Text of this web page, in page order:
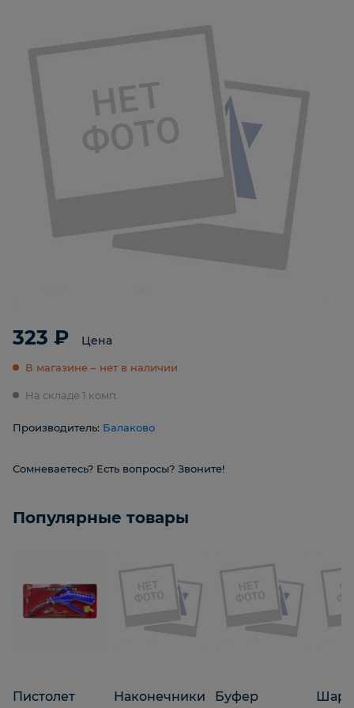
323 ₽ Цена
В магазине – нет в наличии
На складе 1 комп.
Производитель: Балаково
Сомневаетесь? Есть вопросы? Звоните!
Популярные товары
Пистолет Наконечники Буфер